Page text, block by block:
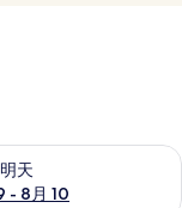
明天
- 8月 10
10) 的供應情況